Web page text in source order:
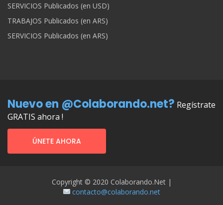
SERVICIOS Publicados (en USD)
TRABAJOS Publicados (en ARS)
SERVICIOS Publicados (en ARS)
Nuevo en @Colaborando.net? Regístrate
GRATIS ahora !
ÚNETE AHORA
Copyright © 2020 Colaborando.net |
contacto@colaborando.net